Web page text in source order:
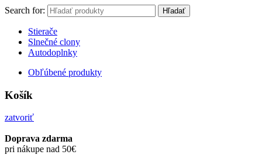
Search for: Hľadať
Stierače
Slnečné clony
Autodoplnky
Obľúbené produkty
Košík
zatvoriť
Doprava zdarma
pri nákupe nad 50€